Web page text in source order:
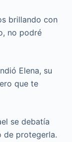
brillando con
no podré
Elena, su
que te
se debatía
de protegerla.